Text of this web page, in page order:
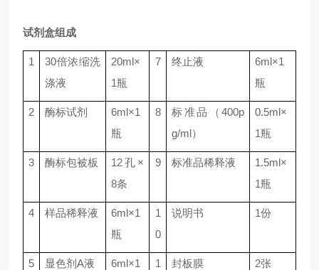
试剂盒组成
1 30倍浓缩洗
涤液
20ml×
1瓶
7 终止液 6ml×1
瓶
2 酶标试剂 6ml×1
瓶
8 标准品（ 400p
g/ml）
0.5ml×
1瓶
3 酶标包被板 12孔×
8条
9 标准品稀释液 1.5ml×
1瓶
4 样品稀释液 6ml×1
瓶
1
0
说明书 1份
5 显色剂A液 6ml×1
1
封板膜 2张